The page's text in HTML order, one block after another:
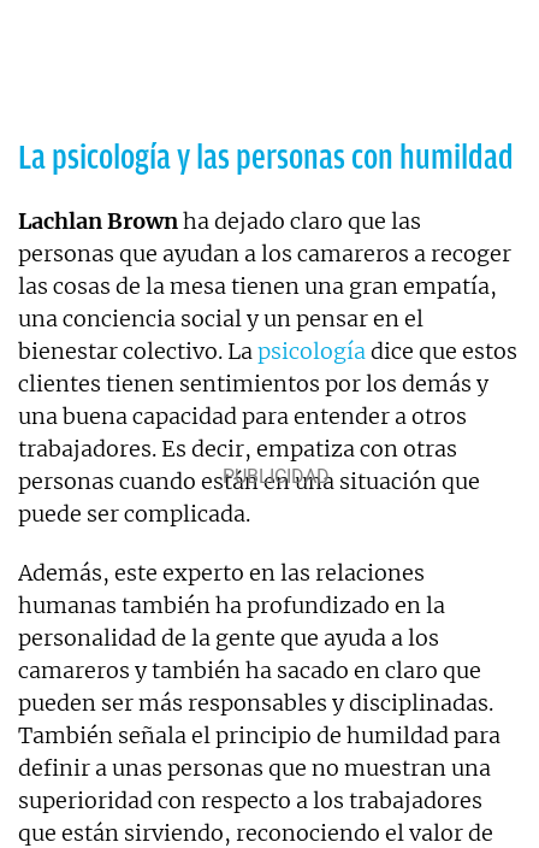
La psicología y las personas con humildad
Lachlan Brownha dejado claro que las
personas que ayudan a los camareros a recoger
las cosas de la mesa tienen una gran empatía,
una conciencia social y un pensar en el
bienestar colectivo. Lapsicologíadice que estos
clientes tienen sentimientos por los demás y
una buena capacidad para entender a otros
trabajadores. Es decir, empatiza con otras
personas cuando están en una situación que
puede ser complicada.
Además, este experto en las relaciones
humanas también ha profundizado en la
personalidad de la gente que ayuda a los
camareros y también ha sacado en claro que
pueden ser más responsables y disciplinadas.
También señala el principio de humildad para
definir a unas personas que no muestran una
superioridad con respecto a los trabajadores
que están sirviendo, reconociendo el valor de